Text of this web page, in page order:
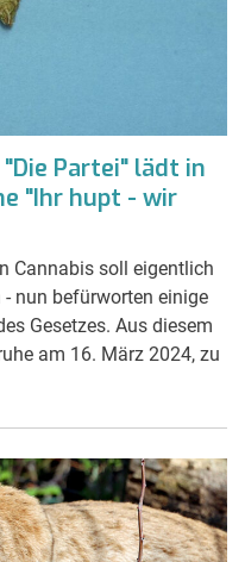
Partei" lädt in
"Ihr hupt - wir
Cannabis soll eigentlich
nun befürworten einige
Gesetzes. Aus diesem
am 16. März 2024, zu